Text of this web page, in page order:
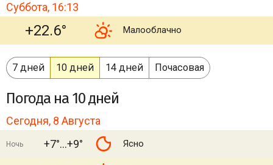
Суббота, 16:13
+22.6° Малооблачно
7 дней 10 дней 14 дней Почасовая
Погода на 10 дней
Сегодня, 8 Августа
Ночь +7° +9° Ясно